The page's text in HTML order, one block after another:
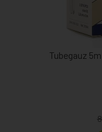
Tubegauz